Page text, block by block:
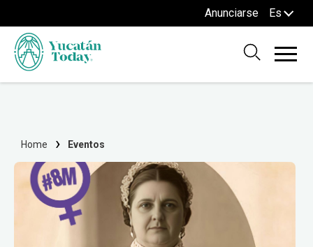
Anunciarse Es
Home Eventos